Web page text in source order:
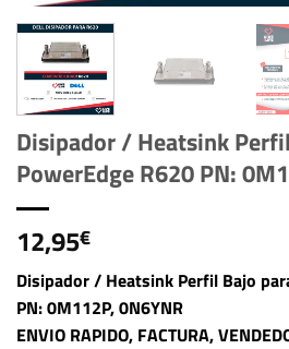
Disipador / Heatsink
PowerEdge R620 PN:
12,95€
Disipador / Heatsink Perfil Bajo
PN: 0M112P, 0N6YNR
ENVIO RAPIDO, FACTURA,